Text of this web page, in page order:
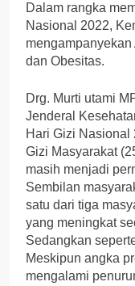
Dalam rangka
Nasional 2022,
dan Obesitas.
Drg. Murti utami
Jenderal
Hari Gizi Nasional
Gizi Masyarakat
masih menjadi
Sembilan
satu dari tiga
yang meningkat
Sedangkan
Meskipun angka
mengalami